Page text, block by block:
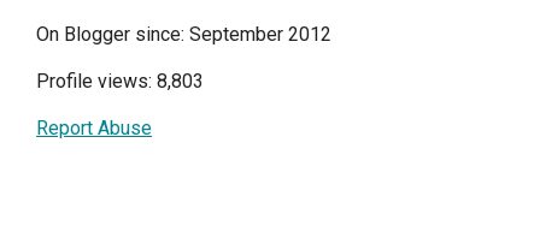
On Blogger since: September 2012
Profile views: 8,803
Report Abuse